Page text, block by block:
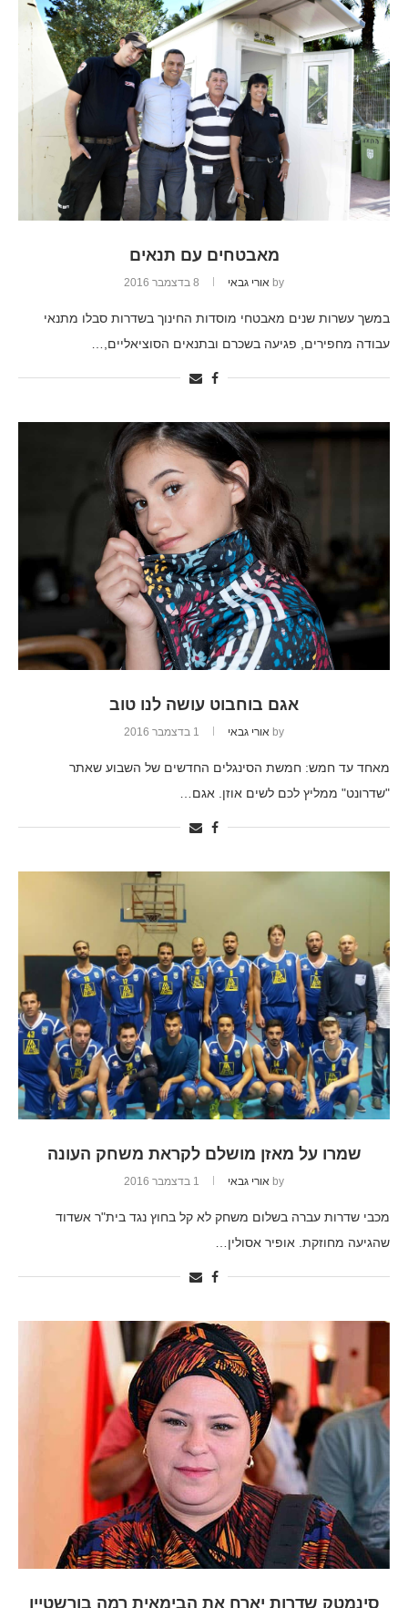
מאבטחים עם תנאים
by אורי גבאי 8 בדצמבר 2016
במשך עשרות שנים מאבטחי מוסדות החינוך בשדרות סבלו מתנאי
עבודה מחפירים, פגיעה בשכרם ובתנאים הסוציאליים,…
אגם בוחבוט עושה לנו טוב
by אורי גבאי 1 בדצמבר 2016
מאחד עד חמש: חמשת הסינגלים החדשים של השבוע שאתר
"שדרונט" ממליץ לכם לשים אוזן. אגם…
שמרו על מאזן מושלם לקראת משחק העונה
by אורי גבאי 1 בדצמבר 2016
מכבי שדרות עברה בשלום משחק לא קל בחוץ נגד בית"ר אשדוד
שהגיעה מחוזקת. אופיר אסולין…
סינמטק שדרות יארח את הבימאית רמה בורשטיין